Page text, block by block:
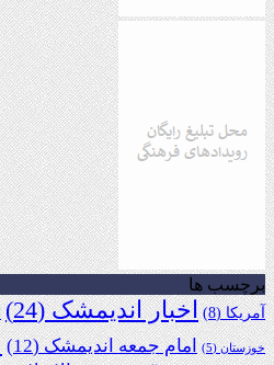
برچسب ها
آمریکا(8) اخبار اندیمشک(24)
خوزستان(5) امام جمعه اندیمشک(12)